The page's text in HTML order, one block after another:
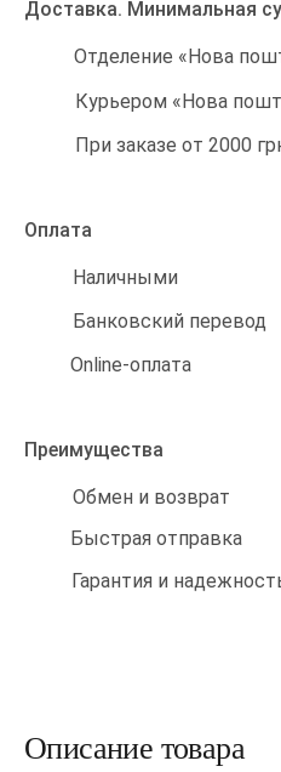
Доставка. Минимальная
Отделение «Нова
Курьером «Нова
При заказе от 2000
Оплата
Наличными
Банковский перевод
Online-оплата
Преимущества
Обмен и возврат
Быстрая отправка
Гарантия и
Описание товара